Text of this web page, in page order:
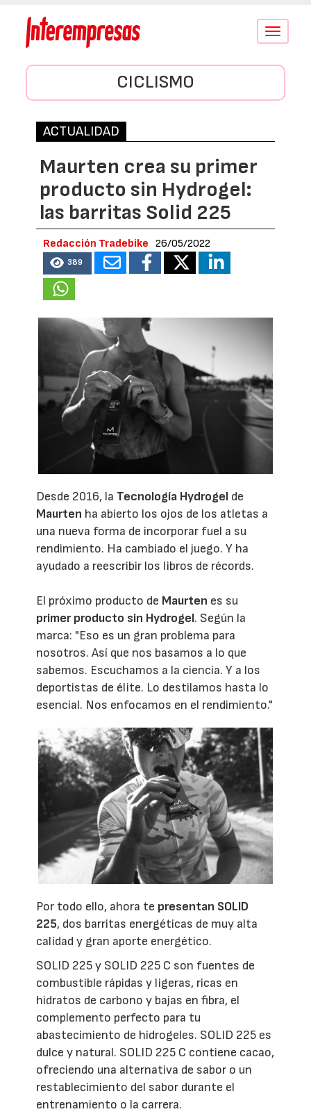
Conmutar
CICLISMO
ACTUALIDAD
Maurten crea su primer
producto sin Hydrogel:
las barritas Solid 225
Redacción Tradebike 26/05/2022
389
Desde 2016, la Tecnología Hydrogel de
Maurten ha abierto los ojos de los atletas a
una nueva forma de incorporar fuel a su
rendimiento. Ha cambiado el juego. Y ha
ayudado a reescribir los libros de récords.
El próximo producto de Maurten es su
primer producto sin Hydrogel. Según la
marca: "Eso es un gran problema para
nosotros. Así que nos basamos a lo que
sabemos. Escuchamos a la ciencia. Y a los
deportistas de élite. Lo destilamos hasta lo
esencial. Nos enfocamos en el rendimiento."
Por todo ello, ahora te presentan SOLID
225, dos barritas energéticas de muy alta
calidad y gran aporte energético.
SOLID 225 y SOLID 225 C son fuentes de
combustible rápidas y ligeras, ricas en
hidratos de carbono y bajas en fibra, el
complemento perfecto para tu
abastecimiento de hidrogeles. SOLID 225 es
dulce y natural. SOLID 225 C contiene cacao,
ofreciendo una alternativa de sabor o un
restablecimiento del sabor durante el
entrenamiento o la carrera.